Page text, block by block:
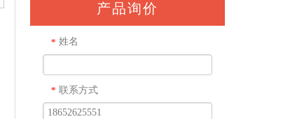
产品询价
* 姓名
* 联系方式